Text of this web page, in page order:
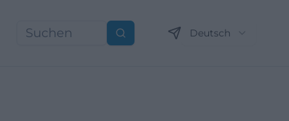
Suchen Deutsch